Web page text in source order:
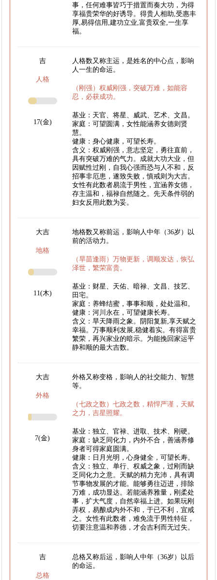
事，任何难事皆巧于措置而奏大功，为得
享福贵荣华的好诱导。得贵人相助,受惠丰
厚,易得信用,建功立业,富贵双全,一生享
福。
吉
人格
17(金)
人格数又称主运，是姓名的中心点，影响
人一生的命运。
（刚强）权威刚强，突破万难，如能容
忍，必获成功。
基业：天官、将星、威武、艺术、文昌。
家庭：可望圆满，女性能涵养女德则贤
慧。
健康：身心健康，可望长寿。
含义：权威刚强，意志坚定，勇往直前，
具有突破万难的气力。成就大功大业，但
因赋性过刚，自我心强而恐与人不和，反
招事非厄患，遂致失败，慎戒则为大吉。
女性有此数者易流于男性，宜涵养女德，
存主温和，福禄自然随之。先天条件弱的
妇女反用此数为妥。
大吉
地格
11(木)
地格数又称前运，影响人中年（36岁）以
前的活动力。
（旱苗逢雨）万物更新，调顺发达，恢弘
泽世，繁荣富贵。
基业：财星、天佑、暗禄、文昌、技艺、
田宅。
家庭：养蜂结蜜，事事和顺，处处温和。
健康：河川永在，可望健康长寿。
含义：旱天降雨之象。阴阳复新,享天赋之
幸福。万事顺利发展,稳健着实。有得富贵
繁荣，再兴家业的暗示。为能挽回家运平
静和顺的最大吉数。
大吉
外格
7(金)
外格又称变格，影响人的社交能力、智慧
等。
（七政之数）七政之数，精悍严谨，天赋
之力，吉星照耀。
基业：独立、官禄、进取、技术、刚硬。
家庭：缺乏同化力，内外不合，善涵养修
身者可得家庭圆满。
健康：日月光明，心身健全，可望长寿。
含义：独立、单行、权威之象，过刚而缺
乏同化力之意。天赋的精力充沛，具有调
节事物发展的才能。能够勇往迈进，排除
万难，成功显达。若能涵养雅量，刚柔处
事，扩大气度，自然幸福上进。如果玩刚
弄权，易酿成内外不和，于已不利，宜戒
之。女性有此数者，难免流于男性特征，
切要注意温和养德，才会吉利而无过失。
吉
总格
总格又称后运，影响人中年（36岁）以后
的命运。